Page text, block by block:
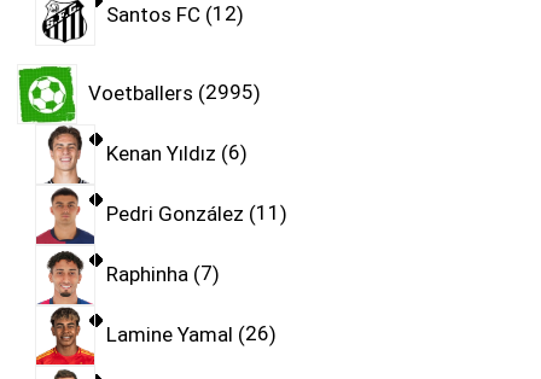
Santos FC 12
Voetballers 2995
Kenan Yıldız 6
Pedri González 11
Raphinha 7
Lamine Yamal 26